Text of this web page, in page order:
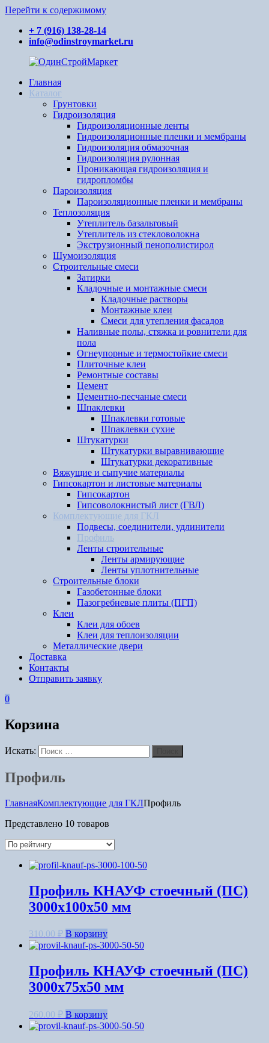
Перейти к содержимому
+ 7 (916) 138-28-14
info@odinstroymarket.ru
ОдинСтройМаркет
Ваш
поставщик
стройматериалов
Главная
Каталог
Грунтовки
Гидроизоляция
Гидроизоляционные ленты
Гидроизоляционные пленки и мембраны
Гидроизоляция обмазочная
Гидроизоляция рулонная
Проникающая гидроизоляция и
гидропломбы
Пароизоляция
Пароизоляционные пленки и мембраны
Теплозоляция
Утеплитель базальтовый
Утеплитель из стекловолокна
Экструзионный пенополистирол
Шумоизоляция
Строительные смеси
Затирки
Кладочные и монтажные смеси
Кладочные растворы
Монтажные клеи
Смеси для утепления фасадов
Наливные полы, стяжка и ровнители для
пола
Огнеупорные и термостойкие смеси
Плиточные клеи
Ремонтные составы
Цемент
Цементно-песчаные смеси
Шпаклевки
Шпаклевки готовые
Шпаклевки сухие
Штукатурки
Штукатурки выравнивающие
Штукатурки декоративные
Вяжущие и сыпучие материалы
Гипсокартон и листовые материалы
Гипсокартон
Гипсоволокнистый лист (ГВЛ)
Комплектующие для ГКЛ
Подвесы, соединители, удлинители
Профиль
Ленты строительные
Ленты армирующие
Ленты уплотнительные
Строительные блоки
Газобетонные блоки
Пазогребневые плиты (ПГП)
Клеи
Клеи для обоев
Клеи для теплоизоляции
Металлические двери
Доставка
Контакты
Отправить заявку
0
Корзина
Искать:
Профиль
ГлавнаяКомплектующие для ГКЛПрофиль
Представлено 10 товаров
Профиль КНАУФ стоечный (ПС)
3000x100x50 мм
310.00 ₽ В корзину
Профиль КНАУФ стоечный (ПС)
3000x75x50 мм
260.00 ₽ В корзину